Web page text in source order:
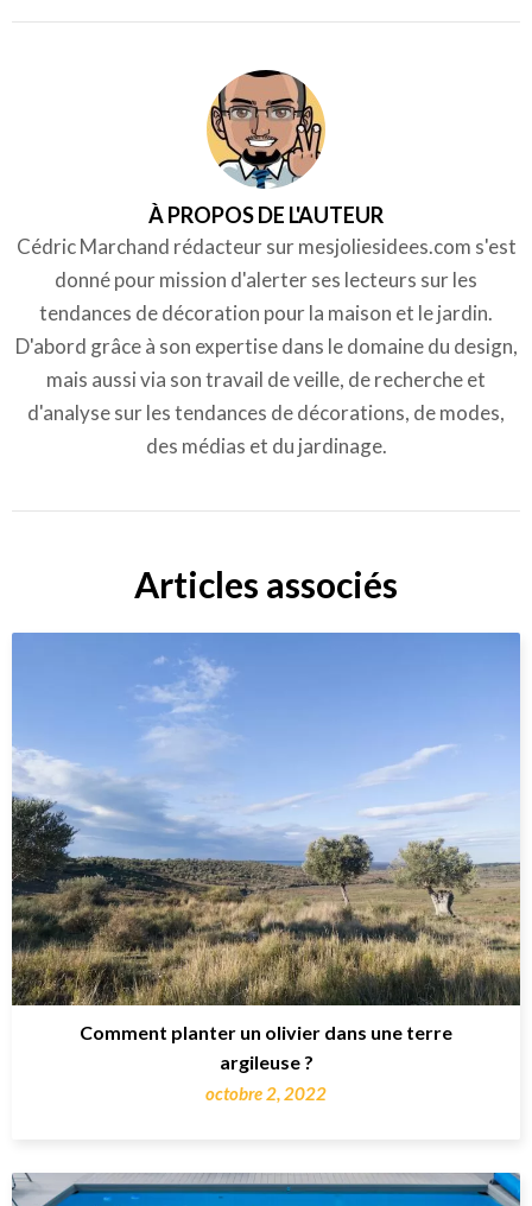
À PROPOS DE L'AUTEUR
Cédric Marchand rédacteur sur mesjoliesidees.com s'est
donné pour mission d'alerter ses lecteurs sur les
tendances de décoration pour la maison et le jardin.
D'abord grâce à son expertise dans le domaine du design,
mais aussi via son travail de veille, de recherche et
d'analyse sur les tendances de décorations, de modes,
des médias et du jardinage.
Articles associés
Comment planter un olivier dans une terre
argileuse ?
octobre 2, 2022